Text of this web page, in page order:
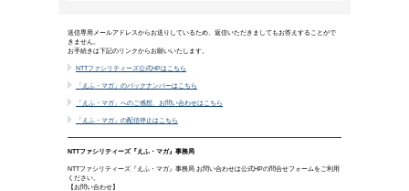
む価値と、企業に多様性をもたら
2024年1月4日公開
多様な従業員がいきいきと働ける「ダイバ
＆I)」はどうすれば実現できるのでしょう
材、研究されている相模女子大学の白河桃